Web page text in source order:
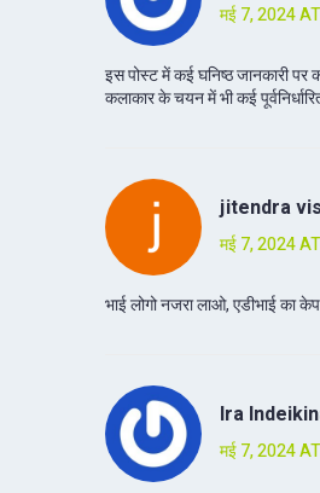
मई 7, 2024
इस पोस्ट में कई घनिष्ठ जानकारी
कलाकार के चयन में भी कई
jitendra
मई 7, 2024
भाई लोगो नजरा लाओ, एडीभाई का
Ira
मई 7, 2024